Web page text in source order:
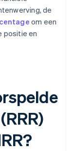
de
om een
positie en